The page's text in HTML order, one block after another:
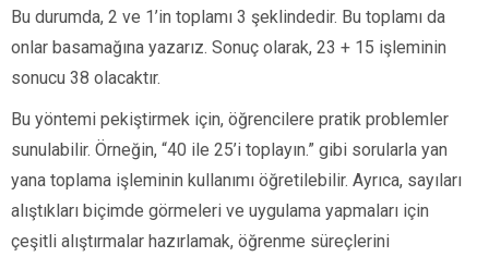
Bu durumda, 2 ve 1’in toplamı 3 şeklindedir. Bu toplamı da
onlar basamağına yazarız. Sonuç olarak, 23 + 15 işleminin
sonucu 38 olacaktır.
Bu yöntemi pekiştirmek için, öğrencilere pratik problemler
sunulabilir. Örneğin, “40 ile 25’i toplayın.” gibi sorularla yan
yana toplama işleminin kullanımı öğretilebilir. Ayrıca, sayıları
alıştıkları biçimde görmeleri ve uygulama yapmaları için
çeşitli alıştırmalar hazırlamak, öğrenme süreçlerini